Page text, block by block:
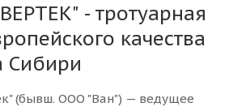
- тротуарная
качества
Сибири
(бывш. ООО "Ван") — ведущее